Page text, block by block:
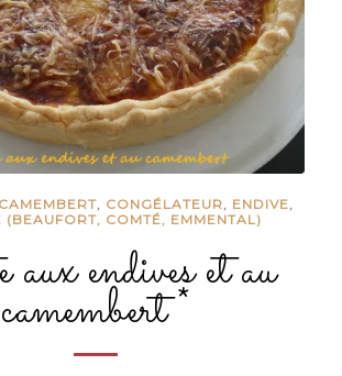
CAMEMBERT, CONGÉLATEUR, ENDIVE,
(BEAUFORT, COMTÉ, EMMENTAL)
endives et au
camembert *